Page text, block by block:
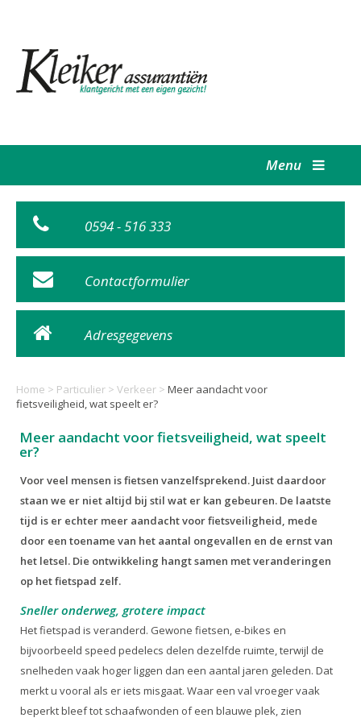
Menu
0594 - 516 333
Contactformulier
Adresgegevens
Home > Particulier > Verkeer > Meer aandacht voor
fietsveiligheid, wat speelt er?
Meer aandacht voor fietsveiligheid, wat speelt
er?
Voor veel mensen is fietsen vanzelfsprekend. Juist daardoor
staan we er niet altijd bij stil wat er kan gebeuren. De laatste
tijd is er echter meer aandacht voor fietsveiligheid, mede
door een toename van het aantal ongevallen en de ernst van
het letsel. Die ontwikkeling hangt samen met veranderingen
op het fietspad zelf.
Sneller onderweg, grotere impact
Het fietspad is veranderd. Gewone fietsen, e-bikes en
bijvoorbeeld speed pedelecs delen dezelfde ruimte, terwijl de
snelheden vaak hoger liggen dan een aantal jaren geleden. Dat
merkt u vooral als er iets misgaat. Waar een val vroeger vaak
beperkt bleef tot schaafwonden of een blauwe plek, zien